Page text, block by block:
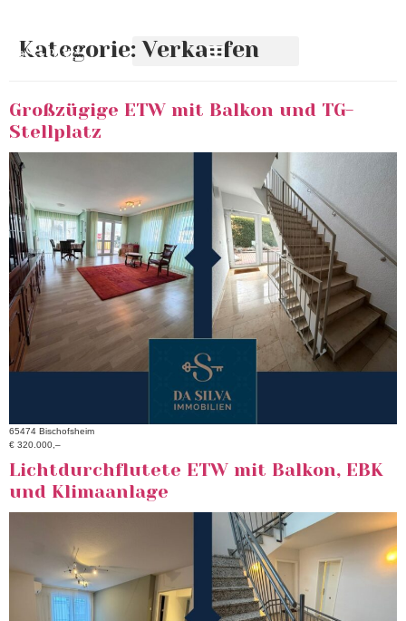
Kategorie:Verkaufen
Großzügige ETW mit Balkon und TG-
Stellplatz
65474 Bischofsheim
€ 320.000,–
Lichtdurchflutete ETW mit Balkon, EBK
und Klimaanlage